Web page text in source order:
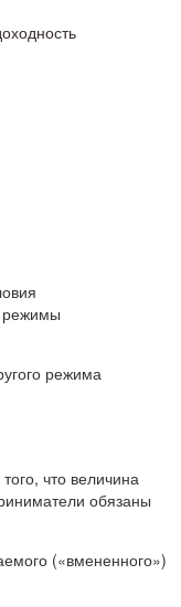
режимы
режима
что величина
обязаны
(«вмененного»)